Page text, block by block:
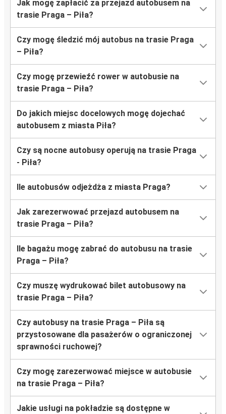
Jak mogę zapłacić za przejazd autobusem na
trasie Praga – Piła?
Czy mogę śledzić mój autobus na trasie Praga
– Piła?
Czy mogę przewieźć rower w autobusie na
trasie Praga – Piła?
Do jakich miejsc docelowych mogę dojechać
autobusem z miasta Piła?
Czy są nocne autobusy operują na trasie Praga
- Piła?
Ile autobusów odjeżdża z miasta Praga?
Jak zarezerwować przejazd autobusem na
trasie Praga – Piła?
Ile bagażu mogę zabrać do autobusu na trasie
Praga – Piła?
Czy muszę wydrukować bilet autobusowy na
trasie Praga – Piła?
Czy autobusy na trasie Praga – Piła są
przystosowane dla pasażerów o ograniczonej
sprawności ruchowej?
Czy mogę zarezerwować miejsce w autobusie
na trasie Praga – Piła?
Jakie usługi na pokładzie są dostępne w